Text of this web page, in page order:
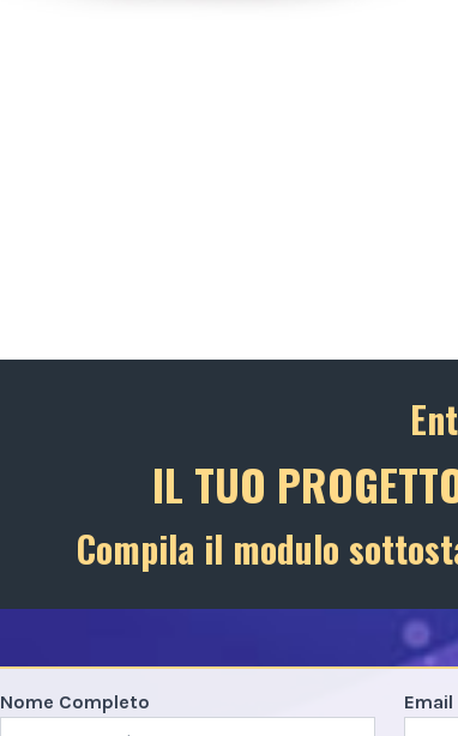
IL TUO
Compila il modulo
Nome Completo Email